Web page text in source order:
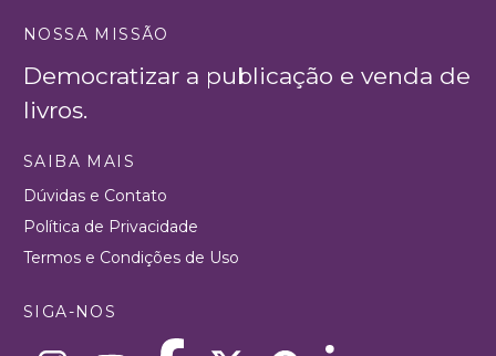
NOSSA MISSÃO
Democratizar a publicação e venda de
livros.
SAIBA MAIS
Dúvidas e Contato
Política de Privacidade
Termos e Condições de Uso
SIGA-NOS